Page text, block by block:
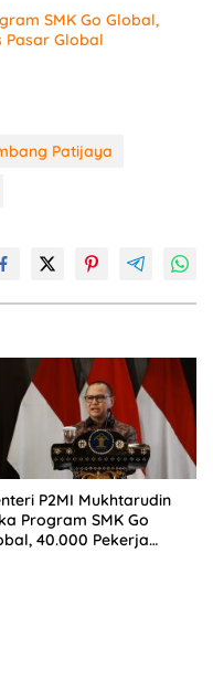
SMK Go Global,
Pasar Global
Patijaya
P2MI Mukhtarudin
Program SMK Go
40.000 Pekerja